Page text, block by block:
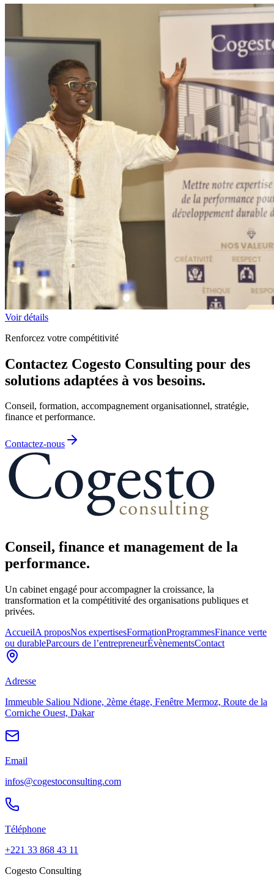
Voir détails
Renforcez votre compétitivité
Contactez Cogesto Consulting pour des
solutions adaptées à vos besoins.
Conseil, formation, accompagnement organisationnel, stratégie,
finance et performance.
Contactez-nous
Conseil, finance et management de la
performance.
Un cabinet engagé pour accompagner la croissance, la
transformation et la compétitivité des organisations publiques et
privées.
AccueilA proposNos expertisesFormationProgrammesFinance verte
ou durableParcours de l’entrepreneurÉvènementsContact
Adresse
Immeuble Saliou Ndione, 2ème étage, Fenêtre Mermoz, Route de la
Corniche Ouest, Dakar
Email
infos@cogestoconsulting.com
Téléphone
+221 33 868 43 11
Cogesto Consulting